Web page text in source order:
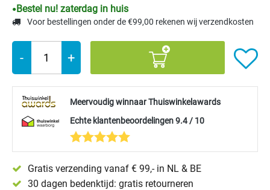
Bestel nu! zaterdag in huis
Voor bestellingen onder de €99,00 rekenen wij verzendkosten
- +
Meervoudig winnaar Thuiswinkelawards
Echte klantenbeoordelingen 9.4 / 10
Gratis verzending vanaf € 99,- in NL & BE
30 dagen bedenktijd: gratis retourneren